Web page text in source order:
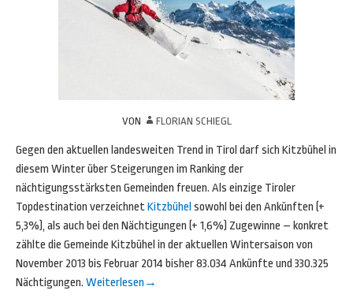
VON FLORIAN SCHIEGL
Gegen den aktuellen landesweiten Trend in Tirol darf sich Kitzbühel in
diesem Winter über Steigerungen im Ranking der
nächtigungsstärksten Gemeinden freuen. Als einzige Tiroler
Topdestination verzeichnetKitzbühel sowohl bei den Ankünften (+
5,3%), als auch bei den Nächtigungen (+ 1,6%) Zugewinne – konkret
zählte die Gemeinde Kitzbühel in der aktuellen Wintersaison von
November 2013 bis Februar 2014 bisher 83.034 Ankünfte und 330.325
Nächtigungen. Weiterlesen →